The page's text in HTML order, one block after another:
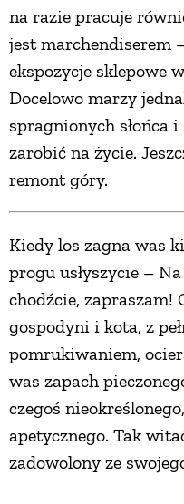
na razie pracuje
jest marchendiserem
ekspozycje sklepowe
Docelowo marzy
spragnionych słońca
zarobić na życie.
remont góry.
Kiedy los zagna was
progu usłyszycie –
chodźcie, zapraszam!
gospodyni i kota, z
pomrukiwaniem,
was zapach
czegoś
apetycznego. Tak
zadowolony ze